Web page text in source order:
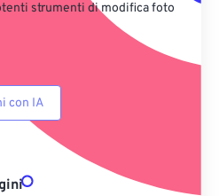
strumenti di modifica foto
con IA